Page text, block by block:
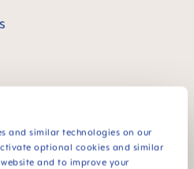
and similar technologies on our
optional cookies and similar
and to improve your